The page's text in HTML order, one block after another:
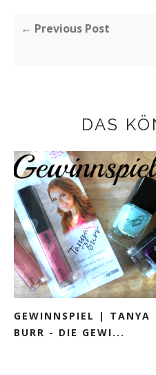
← Previous Post
DAS
GEWINNSPIEL | TANYA
BURR - DIE GEWI...